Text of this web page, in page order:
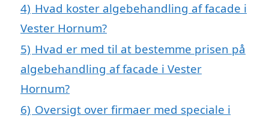
4) Hvad koster algebehandling af facade i
Vester Hornum?
5) Hvad er med til at bestemme prisen på
algebehandling af facade i Vester
Hornum?
6) Oversigt over firmaer med speciale i